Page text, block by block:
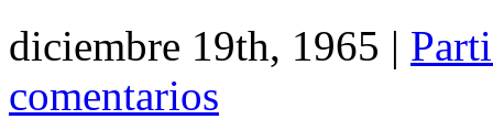
diciembre 19th, 1965 |
comentarios